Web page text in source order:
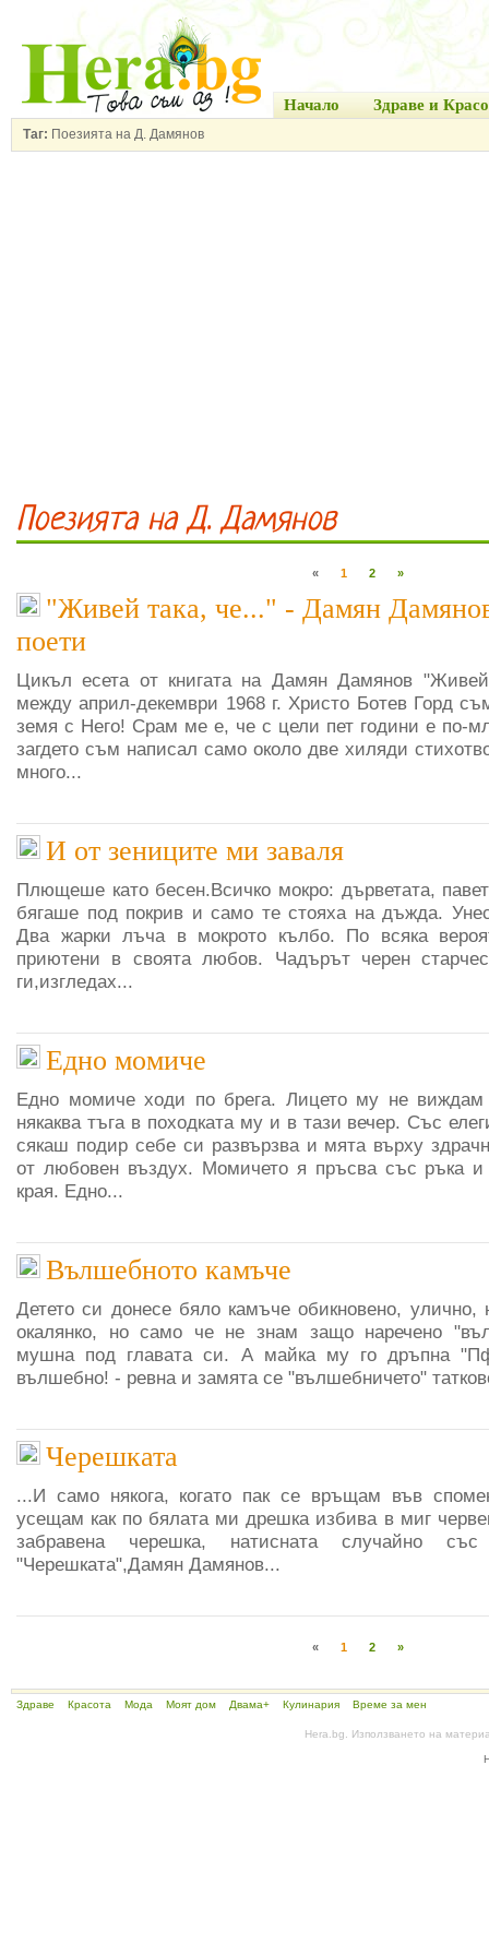
Начало Здраве и
Таг: Поезията на Д. Дамянов
Поезията на Д. Дамянов
« 1 2 »
"Живей така, че..." - Дамян
поети
Цикъл есета от книгата на Дамян Дамянов
между април-декември 1968 г. Христо Ботев Горд
земя с Него! Срам ме е, че с цели пет години е по-
загдето съм написал само около две хиляди
много...
И от зениците ми заваля
Плющеше като бесен.Всичко мокро: дърветата,
бягаше под покрив и само те стояха на дъжда.
Два жарки лъча в мокрото кълбо. По всяка
приютени в своята любов. Чадърът черен
ги,изгледах...
Едно момиче
Едно момиче ходи по брега. Лицето му не виждам
някаква тъга в походката му и в тази вечер. Със
сякаш подир себе си развързва и мята върху
от любовен въздух. Момичето я пръсва със ръка
края. Едно...
Вълшебното камъче
Детето си донесе бяло камъче обикновено, улично,
окалянко, но само че не знам защо наречено
мушна под главата си. А майка му го дръпна
вълшебно! - ревна и замята се "вълшебничето"
Черешката
...И само някога, когато пак се връщам във
усещам как по бялата ми дрешка избива в миг
забравена черешка, натисната случайно
"Черешката",Дамян Дамянов...
« 1 2 »
Здраве Красота Мода Моят дом Двама+ Кулинария Време за мен
Hera.bg. Използването на